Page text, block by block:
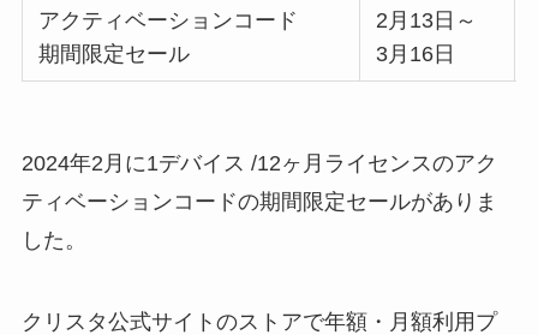
アクティベーションコード
期間限定セール
2月13日～
3月16日
2024年2月に1デバイス /12ヶ月ライセンスのアク
ティベーションコードの期間限定セールがありま
した。
クリスタ公式サイトのストアで年額・月額利用プ